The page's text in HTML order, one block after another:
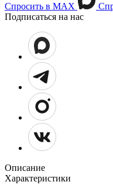
Спросить в МАХ
Подписаться на нас
Описание
Характеристики